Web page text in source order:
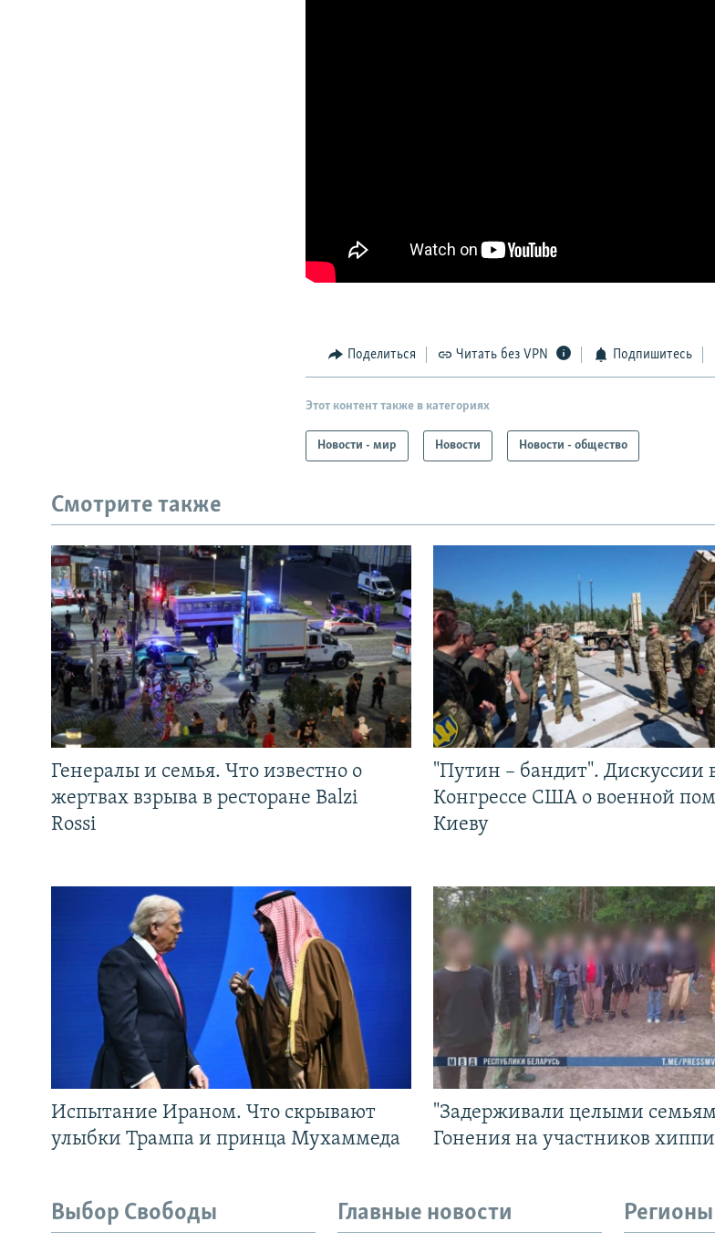
Поделиться Читать без VPN Подпишитесь
Этот контент также в категориях
Новости - мир Новости Новости - общество
Смотрите также
Генералы и семья. Что известно о
жертвах взрыва в ресторане Balzi
Rossi
"Путин – бандит". Дискуссии
Конгрессе США о военной
Киеву
Испытание Ираном. Что скрывают
улыбки Трампа и принца Мухаммеда
"Задерживали целыми
Гонения на участников
Выбор Свободы Главные новости Регионы